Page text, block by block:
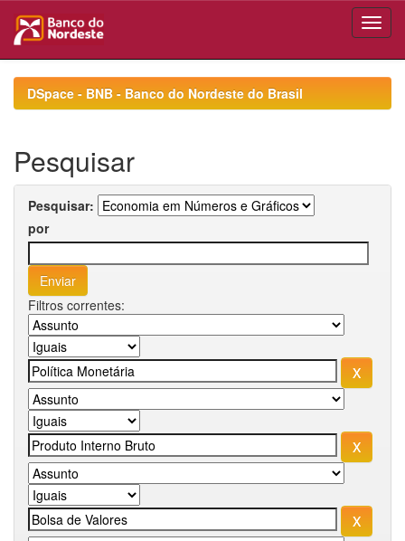
navigationDSpace - BNB - Banco do Nordeste do Brasil
Pesquisar
Pesquisar:
por
Filtros correntes: